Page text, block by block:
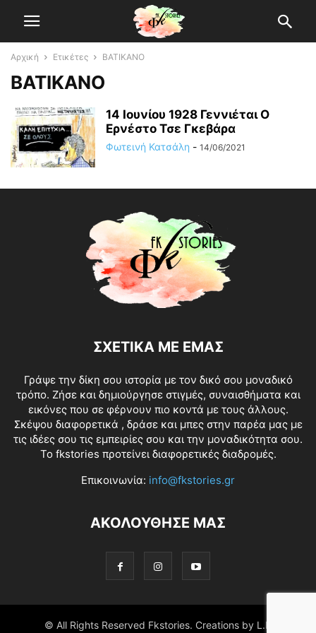
Αρχική Ετικέτες ΒΑΤΙΚΑΝΟ
ΒΑΤΙΚΑΝΟ
14 Ιουνίου 1928 Γεννιέται O
Ερνέστο Τσε Γκεβάρα
Φωτεινή Κατσάλη - 14/06/2021
ΣΧΕΤΙΚΑ ΜΕ ΕΜΑΣ
Γράψε την δίκη σου ιστορία με τον δικό σου μοναδικό
τρόπο. Ζήσε και δημιούργησε στιγμές, συναισθήματα και
εικόνες που σε φέρνουν πιο κοντά με τους άλλους.
Σκέψου διαφορετικά , δράσε και μπες στην παρέα μας με
τις ιδέες σου τις εμπειρίες σου και την μοναδικότητα σου.
Το fkstories προτείνει διαφορετικές διαδρομές.
Επικοινωνία: info@fkstories.gr
ΑΚΟΛΟΥΘΗΣΕ ΜΑΣ
© All Rights Reserved Fkstories. Creations by L.K